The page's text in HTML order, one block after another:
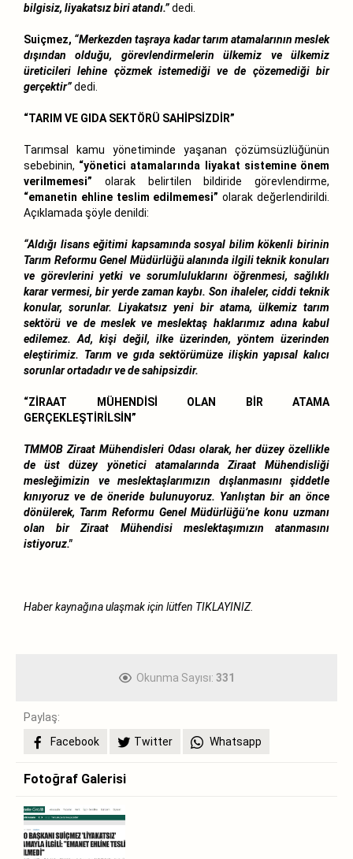
bilgisiz, liyakatsız biri atandı.”dedi.
Suiçmez, “Merkezden taşraya kadar tarım atamalarının meslek
dışından olduğu, görevlendirmelerin ülkemiz ve ülkemiz
üreticileri lehine çözmek istemediği ve de çözemediği bir
gerçektir”dedi.
“TARIM VE GIDA SEKTÖRÜ SAHİPSİZDİR”
Tarımsal kamu yönetiminde yaşanan çözümsüzlüğünün
sebebinin, “yönetici atamalarında liyakat sistemine önem
verilmemesi” olarak belirtilen bildiride görevlendirme,
“emanetin ehline teslim edilmemesi” olarak değerlendirildi.
Açıklamada şöyle denildi:
“Aldığı lisans eğitimi kapsamında sosyal bilim kökenli birinin
Tarım Reformu Genel Müdürlüğü alanında ilgili teknik konuları
ve görevlerini yetki ve sorumluluklarını öğrenmesi, sağlıklı
karar vermesi, bir yerde zaman kaybı. Son ihaleler, ciddi teknik
konular, sorunlar. Liyakatsız yeni bir atama, ülkemiz tarım
sektörü ve de meslek ve meslektaş haklarımız adına kabul
edilemez. Ad, kişi değil, ilke üzerinden, yöntem üzerinden
eleştirimiz. Tarım ve gıda sektörümüze ilişkin yapısal kalıcı
sorunlar ortadadır ve de sahipsizdir.
“ZİRAAT MÜHENDİSİ OLAN BİR ATAMA
GERÇEKLEŞTİRİLSİN”
TMMOB Ziraat Mühendisleri Odası olarak, her düzey özellikle
de üst düzey yönetici atamalarında Ziraat Mühendisliği
mesleğimizin ve meslektaşlarımızın dışlanmasını şiddetle
kınıyoruz ve de öneride bulunuyoruz. Yanlıştan bir an önce
dönülerek, Tarım Reformu Genel Müdürlüğü’ne konu uzmanı
olan bir Ziraat Mühendisi meslektaşımızın atanmasını
istiyoruz."
Haber kaynağına ulaşmak için lütfen TIKLAYINIZ.
Okunma Sayısı: 331
Paylaş:
Facebook
Twitter Whatsapp
Fotoğraf Galerisi